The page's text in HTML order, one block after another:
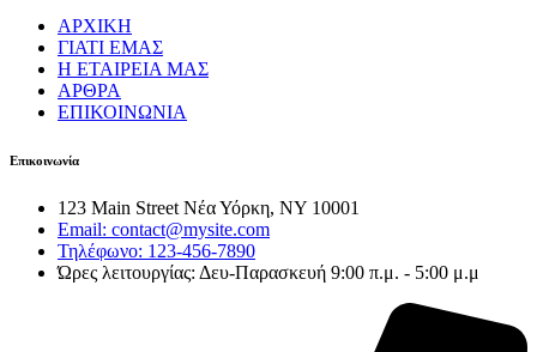
ΑΡΧΙΚΗ
ΓΙΑΤΙ ΕΜΑΣ
Η ΕΤΑΙΡΕΙΑ ΜΑΣ
ΑΡΘΡΑ
ΕΠΙΚΟΙΝΩΝΙΑ
Επικοινωνία
123 Main Street Νέα Υόρκη, NY 10001
Email: contact@mysite.com
Τηλέφωνο: 123-456-7890
Ώρες λειτουργίας: Δευ-Παρασκευή 9:00 π.μ. - 5:00 μ.μ